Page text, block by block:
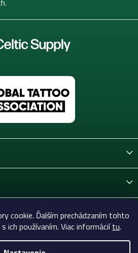
cookie. Ďalším prechádzaním tohto
ich používaním. Viac informáciítu.